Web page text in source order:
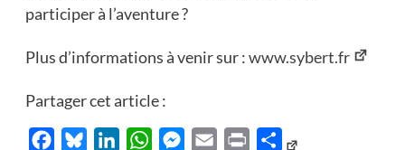
participer à l’aventure ?
Plus d’informations à venir sur :www.sybert.fr
Partager cet article :
FacebookBlueskyLinkedInWhatsAppMessenger
Email Print Partager